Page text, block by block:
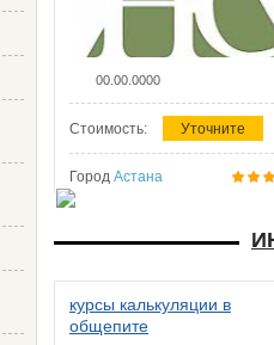
00.00.0000
Стоимость: Уточните
Город Астана
курсы калькуляции в
общепите